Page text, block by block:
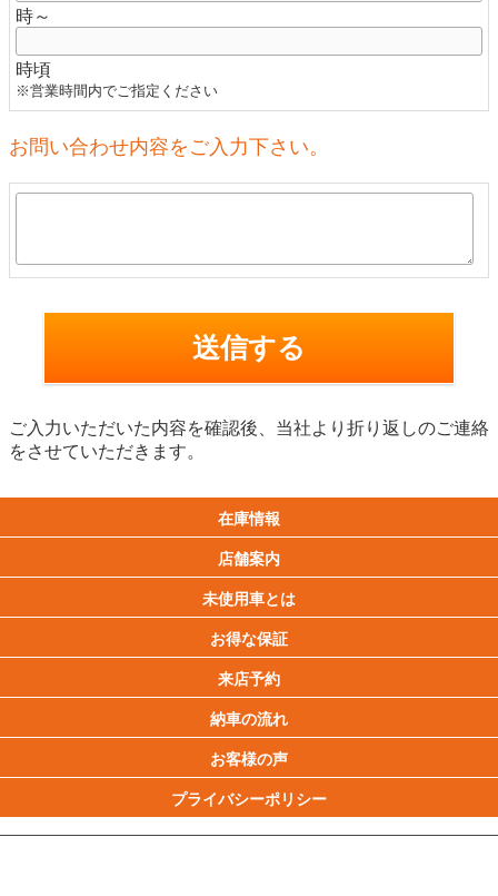
時～
時頃
※営業時間内でご指定ください
お問い合わせ内容をご入力下さい。
ご入力いただいた内容を確認後、当社より折り返しのご連絡
をさせていただきます。
在庫情報
店舗案内
未使用車とは
お得な保証
来店予約
納車の流れ
お客様の声
プライバシーポリシー